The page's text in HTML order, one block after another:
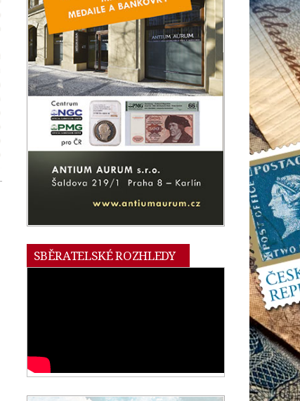
SBĚRATELSKÉ ROZHLEDY